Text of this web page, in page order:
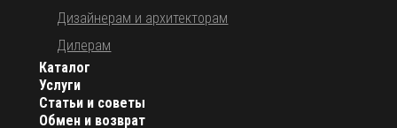
Каталог
Услуги
Статьи и советы
Обмен и возврат
Дизайнерам и архитекторам
Дилерам